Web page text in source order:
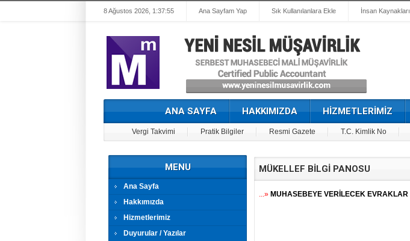
8 Ağustos 2026, 1:37:55 Ana Sayfam Yap Sık Kullanılanlara Ekle İnsan Kaynakları
ANA SAYFA HAKKIMIZDA HİZMETLERİMİZ
Vergi Takvimi Pratik Bilgiler Resmi Gazete T.C. Kimlik No
MENU
Ana Sayfa
Hakkımızda
Hizmetlerimiz
Duyurular / Yazılar
MÜKELLEF BİLGİ PANOSU
...» MUHASEBEYE VERİLECEK EVRAKLAR